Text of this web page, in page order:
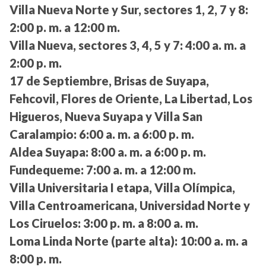
Villa Nueva Norte y Sur, sectores 1, 2, 7 y 8:
2:00 p. m. a 12:00 m.
Villa Nueva, sectores 3, 4, 5 y 7: 4:00 a. m. a
2:00 p. m.
17 de Septiembre, Brisas de Suyapa,
Fehcovil, Flores de Oriente, La Libertad, Los
Higueros, Nueva Suyapa y Villa San
Caralampio: 6:00 a. m. a 6:00 p. m.
Aldea Suyapa: 8:00 a. m. a 6:00 p. m.
Fundequeme: 7:00 a. m. a 12:00 m.
Villa Universitaria I etapa, Villa Olímpica,
Villa Centroamericana, Universidad Norte y
Los Ciruelos: 3:00 p. m. a 8:00 a. m.
Loma Linda Norte (parte alta): 10:00 a. m. a
8:00 p. m.